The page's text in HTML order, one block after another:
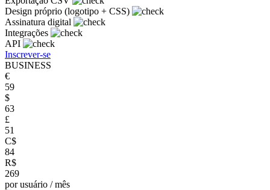
Design próprio (logotipo + CSS)
Assinatura digital
Integrações
API
Inscrever-se
BUSINESS
€
59
$
63
£
51
C$
84
R$
269
por usuário / mês